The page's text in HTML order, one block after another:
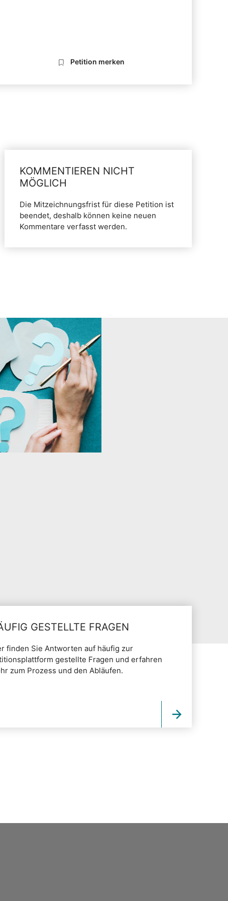
Petition merken
KOMMENTIEREN NICHT
MÖGLICH
Die Mitzeichnungsfrist für diese Petition ist
beendet, deshalb können keine neuen
Kommentare verfasst werden.
GESTELLTE FRAGEN
finden Sie Antworten auf häufig zur
gestellte Fragen und erfahren
zum Prozess und den Abläufen.